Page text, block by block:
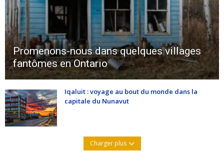
Promenons-nous dans quelques villages
fantômes en Ontario
Iqaluit : voyage au bout du monde dans la
capitale du Nunavut
Charger plus